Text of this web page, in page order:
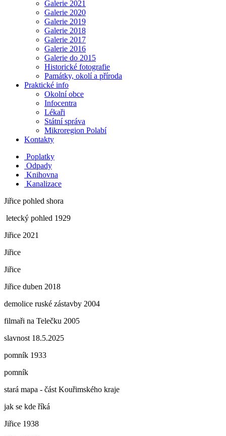
Galerie 2021
Galerie 2020
Galerie 2019
Galerie 2018
Galerie 2017
Galerie 2016
Galerie do 2015
Historické fotografie
Památky, okolí a příroda
Praktické info
Okolní obce
Infocentra
Lékaři
Státní správa
Mikroregion Polabí
Kontakty
Poplatky
Odpady
Knihovna
Kanalizace
Jiřice pohled shora
letecký pohled 1929
Jiřice 2021
Jiřice
Jiřice
Jiřice duben 2018
demolice ruské zástavby 2004
filmaři na Telečku 2005
slavnost 18.5.2025
pomník 1933
pomník
stará mapa - část Kouřimského kraje
jak se kde říká
Jiřice 1938